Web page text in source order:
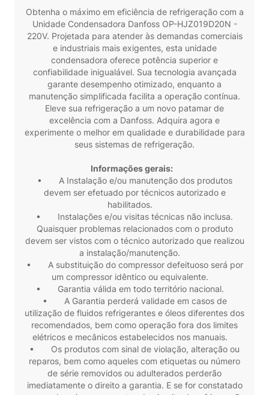
Obtenha o máximo em eficiência de refrigeração com a
Unidade Condensadora Danfoss OP-HJZ019D20N -
220V. Projetada para atender às demandas comerciais
e industriais mais exigentes, esta unidade
condensadora oferece potência superior e
confiabilidade inigualável. Sua tecnologia avançada
garante desempenho otimizado, enquanto a
manutenção simplificada facilita a operação contínua.
Eleve sua refrigeração a um novo patamar de
excelência com a Danfoss. Adquira agora e
experimente o melhor em qualidade e durabilidade para
seus sistemas de refrigeração.
Informações gerais:
• A Instalação e/ou manutenção dos produtos
devem ser efetuado por técnicos autorizado e
habilitados.
• Instalações e/ou visitas técnicas não inclusa.
Quaisquer problemas relacionados com o produto
devem ser vistos com o técnico autorizado que realizou
a instalação/manutenção.
• A substituição do compressor defeituoso será por
um compressor idêntico ou equivalente.
• Garantia válida em todo território nacional.
• A Garantia perderá validade em casos de
utilização de fluidos refrigerantes e óleos diferentes dos
recomendados, bem como operação fora dos limites
elétricos e mecânicos estabelecidos nos manuais.
• Os produtos com sinal de violação, alteração ou
reparos, bem como aqueles com etiquetas ou número
de série removidos ou adulterados perderão
imediatamente o direito a garantia. E se for constatado